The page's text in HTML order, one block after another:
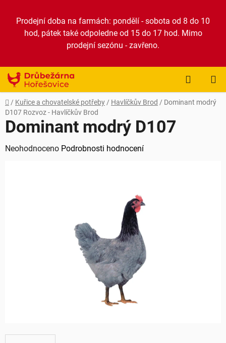
obsah
Prodejní doba na farmách: pondělí - sobota od 8 do 10
hod, pátek také odpoledne od 15 do 17 hod. Mimo
prodejní sezónu - zavřeno.
KOŠÍK
Domů
/ Kuřice a chovatelské potřeby / Havlíčkův Brod / Dominant modrý
D107 Rozvoz - Havlíčkův Brod
Dominant modrý D107
Průměrné
Neohodnoceno Podrobnosti hodnocení